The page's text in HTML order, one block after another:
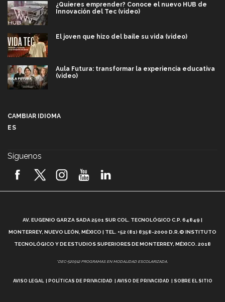
¿Quieres emprender? Conoce el nuevo HUB de
Innovación del Tec (video)
El joven que hizo del baile su vida (video)
Aula Futura: transformar la experiencia educativa
(video)
2026! (video)
¿Cómo es el Modelo Educativo Tec? (video)
Vida Tec: Feminismo e Inteligencia Artificial, Paola
CAMBIAR IDIOMA
ES
Síguenos
AV. EUGENIO GARZA SADA 2501 SUR COL. TECNOLÓGICO C.P. 64849 |
MONTERREY, NUEVO LEÓN, MÉXICO | TEL. +52 (81) 8358-2000 D.R.© INSTITUTO
TECNOLÓGICO Y DE ESTUDIOS SUPERIORES DE MONTERREY, MÉXICO. 2018
*DEC-520912 PROGRAMAS EN MODALIDAD ESCOLARIZADA.
AVISO LEGAL POLÍTICAS DE PRIVACIDAD AVISO DE PRIVACIDAD SOBRE EL SITIO